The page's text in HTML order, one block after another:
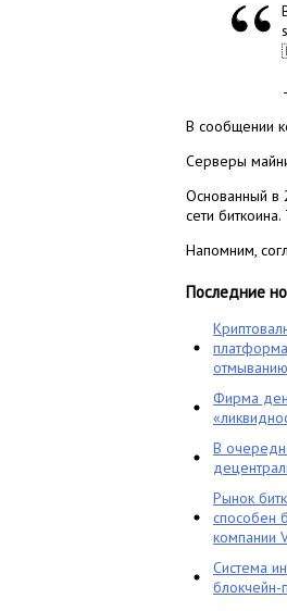
В сообщении
Серверы
Основанный в
сети
Напомним,
Последние
Фирма
В
Рынок
способен
компании
Система
блокчейн-